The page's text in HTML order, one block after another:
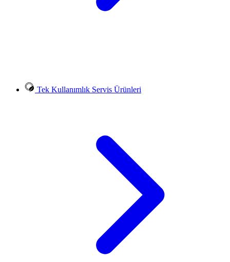
Tek Kullanımlık Servis Ürünleri